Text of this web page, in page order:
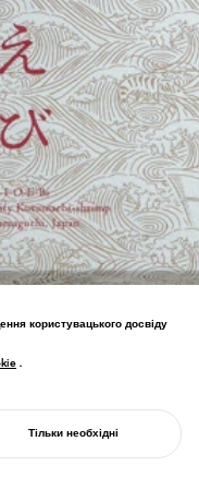
брендинг креветок курума для
технології аквакультури
та її піонерську спадщину.
користувацького досвіду
.
Тільки необхідні